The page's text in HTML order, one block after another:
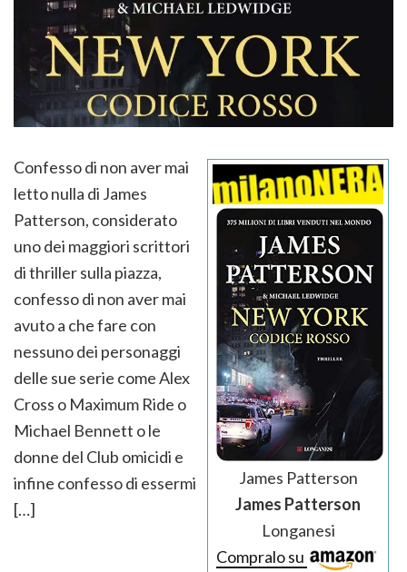
James Patterson
James Patterson
Longanesi
Compralo su
Confesso di non aver mai
letto nulla di James
Patterson, considerato
uno dei maggiori scrittori
di thriller sulla piazza,
confesso di non aver mai
avuto a che fare con
nessuno dei personaggi
delle sue serie come Alex
Cross o Maximum Ride o
Michael Bennett o le
donne del Club omicidi e
infine confesso di essermi
[…]